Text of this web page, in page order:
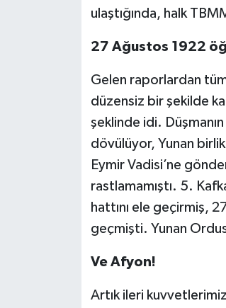
ulaştığında, halk
27 Ağustos 1922
Gelen raporlardan
düzensiz bir şekilde
şeklinde idi.
dövülüyor, Yunan
Eymir Vadisi’ne
rastlamamıştı. 5.
hattını ele geçirmiş,
geçmişti. Yunan
Ve Afyon!
Artık ileri